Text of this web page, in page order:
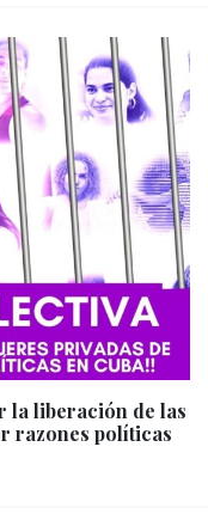
la liberación de las
razones políticas